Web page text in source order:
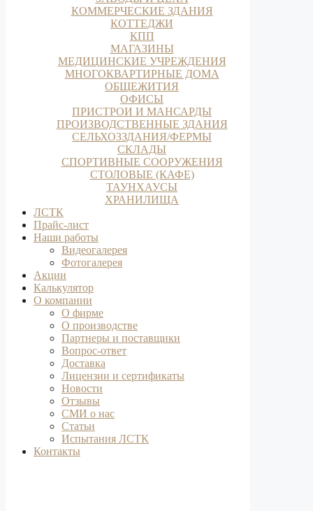
КОММЕРЧЕСКИЕ ЗДАНИЯ
КОТТЕДЖИ
КПП
МАГАЗИНЫ
МЕДИЦИНСКИЕ УЧРЕЖДЕНИЯ
МНОГОКВАРТИРНЫЕ ДОМА
ОБЩЕЖИТИЯ
ОФИСЫ
ПРИСТРОИ И МАНСАРДЫ
ПРОИЗВОДСТВЕННЫЕ ЗДАНИЯ
СЕЛЬХОЗЗДАНИЯ/ФЕРМЫ
СКЛАДЫ
СПОРТИВНЫЕ СООРУЖЕНИЯ
СТОЛОВЫЕ (КАФЕ)
ТАУНХАУСЫ
ХРАНИЛИЩА
ЛСТК
Прайс-лист
Наши работы
Видеогалерея
Фотогалерея
Акции
Калькулятор
О компании
О фирме
О производстве
Партнеры и поставщики
Вопрос-ответ
Доставка
Лицензии и сертификаты
Новости
Отзывы
СМИ о нас
Статьи
Испытания ЛСТК
Контакты